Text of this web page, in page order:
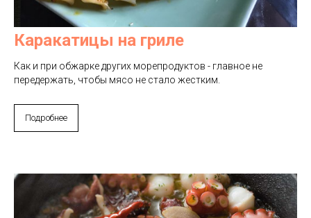
Каракатицы на гриле
Как и при обжарке других морепродуктов - главное не
передержать, чтобы мясо не стало жестким.
Подробнее